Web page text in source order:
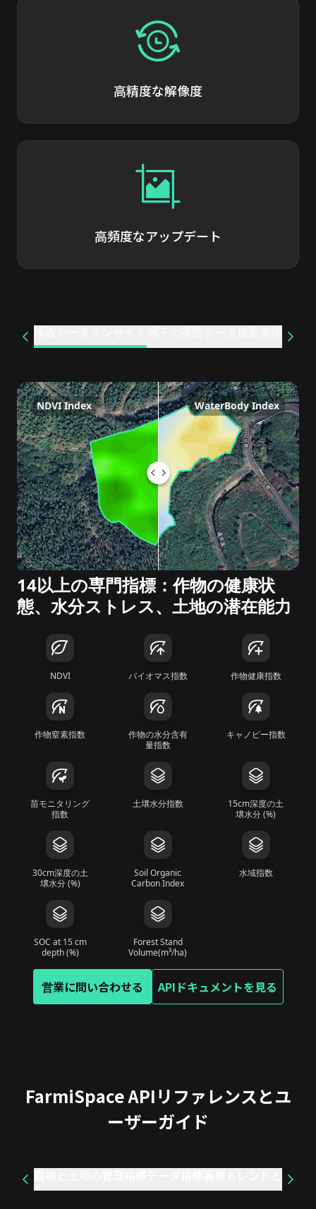
高精度な解像度
高頻度なアップデート
NDVI Index WaterBody Index
14以上の専門指標：作物の健康状
態、水分ストレス、土地の潜在能力
NDVI バイオマス指数 作物健康指数
作物窒素指数
作物の水分含有
量指数
キャノピー指数
苗モニタリング
指数
土壌水分指数
15cm深度の土
壌水分 (%)
30cm深度の土
壌水分 (%)
Soil Organic
Carbon Index
水域指数
SOC at 15 cm
depth (%)
Forest Stand
Volume(m³/ha)
営業に問い合わせる APIドキュメントを見る
FarmiSpace APIリファレンスとユ
ーザーガイド
トレンドとアラ